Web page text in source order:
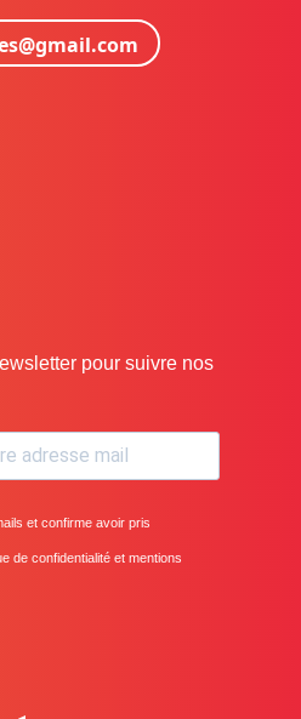
pour suivre nos
et confirme avoir pris
de confidentialité et mentions